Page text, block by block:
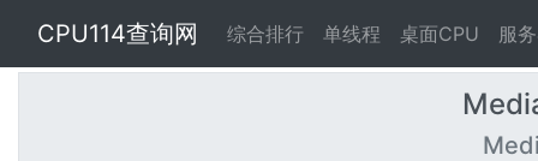
CPU114查询网 综合排行 单线程 桌面CPU 服